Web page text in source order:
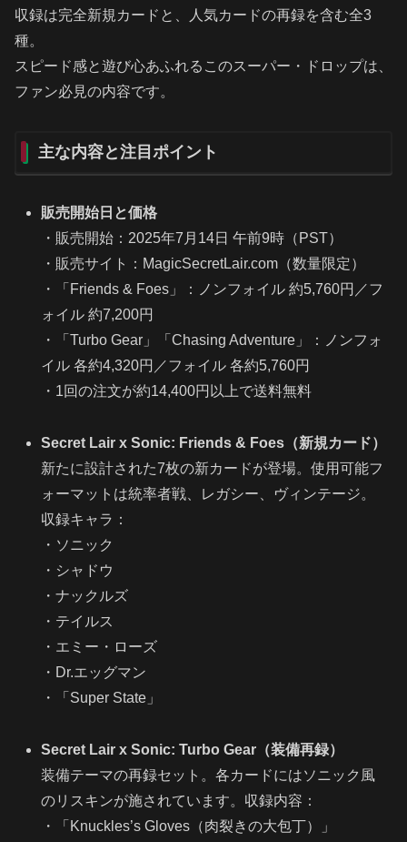
収録は完全新規カードと、人気カードの再録を含む全3
種。
スピード感と遊び心あふれるこのスーパー・ドロップは、
ファン必見の内容です。
主な内容と注目ポイント
販売開始日と価格
・販売開始：2025年7月14日 午前9時（PST）
・販売サイト：MagicSecretLair.com（数量限定）
・「Friends & Foes」：ノンフォイル 約5,760円／フ
ォイル 約7,200円
・「Turbo Gear」「Chasing Adventure」：ノンフォ
イル 各約4,320円／フォイル 各約5,760円
・1回の注文が約14,400円以上で送料無料
Secret Lair x Sonic: Friends & Foes（新規カード）
新たに設計された7枚の新カードが登場。使用可能フ
ォーマットは統率者戦、レガシー、ヴィンテージ。
収録キャラ：
・ソニック
・シャドウ
・ナックルズ
・テイルス
・エミー・ローズ
・Dr.エッグマン
・「Super State」
Secret Lair x Sonic: Turbo Gear（装備再録）
装備テーマの再録セット。各カードにはソニック風
のリスキンが施されています。収録内容：
・「Knuckles’s Gloves（肉裂きの大包丁）」